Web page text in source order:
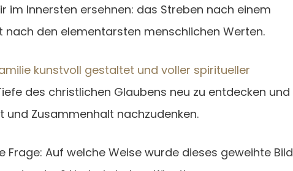
Innersten ersehnen: das Streben nach einem
nach den elementarsten menschlichen Werten.
kunstvoll gestaltet und voller spiritueller
des christlichen Glaubens neu zu entdecken und
und Zusammenhalt nachzudenken.
Auf welche Weise wurde dieses geweihte Bild